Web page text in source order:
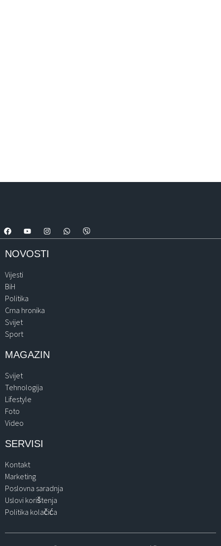
NOVOSTI
Vijesti
BiH
Politika
Crna hronika
Svijet
Sport
MAGAZIN
Svijet
Tehnologija
Lifestyle
Foto
Video
SERVISI
Kontakt
Marketing
Poslovna saradnja
Uslovi korištenja
Politika kolačića